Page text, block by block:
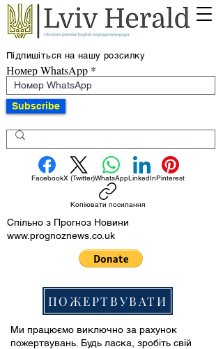
Підпишіться на нашу розсилку
Номер WhatsApp
Subscribe
FacebookX (Twitter)WhatsAppLinkedInPinterest
Копіювати посилання
Спільно з Прогноз Новини
www.prognoznews.co.uk
ПОЖЕРТВУВАТИ
Ми працюємо виключно за рахунок
пожертвувань. Будь ласка, зробіть свій